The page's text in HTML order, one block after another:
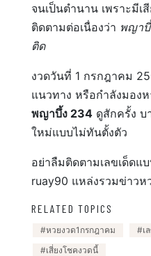
จนเป็นตำนาน เพราะมีเ
ติดตามต่อเนื่องว่า พญา
ติด
งวดวันที่ 1 กรกฎาคม
แนวทาง หรือกำลังมอง
พญาบึ้ง 234 ดูสักครั้ง บ
ใหม่แบบไม่ทันตั้งตัว
อย่าลืมติดตามเลขเด็ดแ
ruay90 แหล่งรวมข่าวห
RELATED TOPICS
หวยงวด1กรกฎาคม
เ
เสี่ยงโชคงวดนี้